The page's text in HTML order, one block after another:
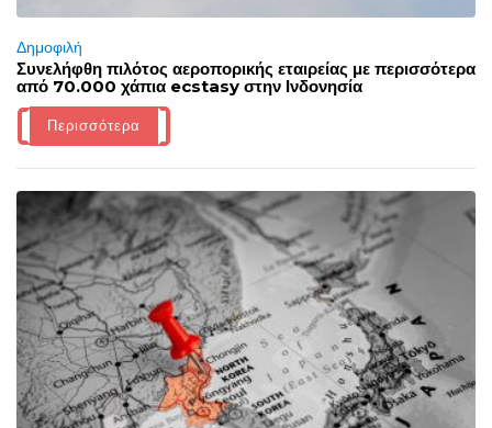
Δημοφιλή
Συνελήφθη πιλότος αεροπορικής εταιρείας με περισσότερα
από 70.000 χάπια ecstasy στην Ινδονησία
Περισσότερα